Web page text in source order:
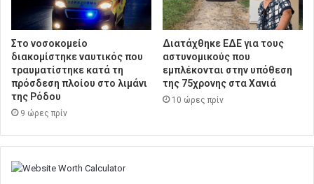
Στο νοσοκομείο
διακομίστηκε ναυτικός που
τραυματίστηκε κατά τη
πρόσδεση πλοίου στο λιμάνι
της Ρόδου
9 ώρες πρίν
Διατάχθηκε ΕΔΕ για τους
αστυνομικούς που
εμπλέκονται στην υπόθεση
της 75χρονης στα Χανιά
10 ώρες πρίν